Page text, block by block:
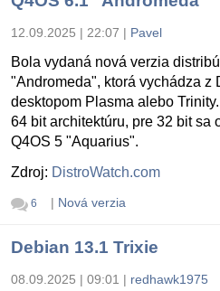
12.09.2025 | 22:07 | Pavel
Bola vydaná nová verzia
"Andromeda", ktorá vychádza z
desktopom Plasma alebo
64 bit architektúru, pre 32 bit sa
Q4OS 5 "Aquarius".
Zdroj: DistroWatch.com
6 | Nová verzia
Debian 13.1 Trixie
08.09.2025 | 09:01 | redhawk1975